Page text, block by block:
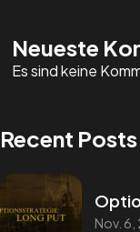
Neueste
Es sind keine
Recent Posts
Nov.